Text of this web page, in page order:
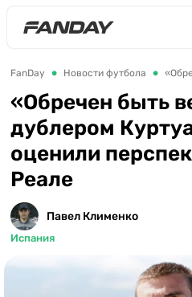
FanDay Новости футбола
«Обречен быть
дублером
оценили
Реале
Павел Клименко
Испания